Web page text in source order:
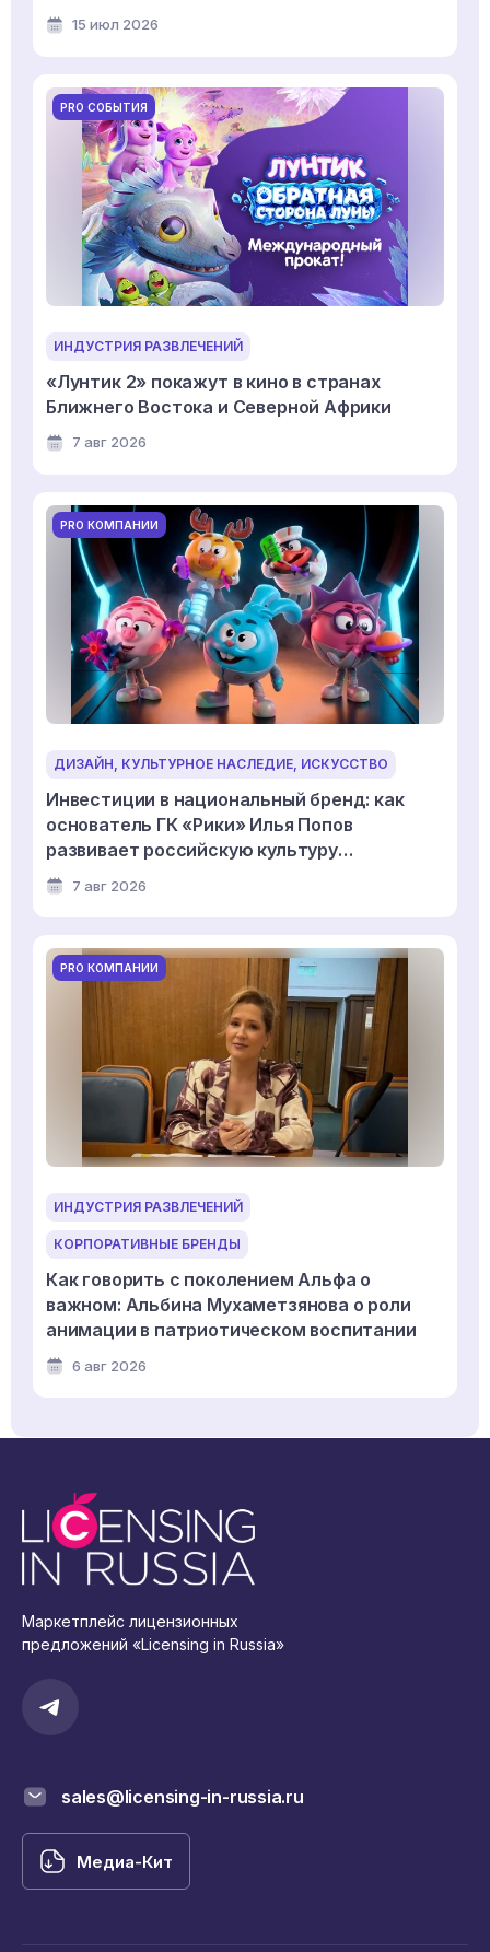
15 июл 2026
PRO СОБЫТИЯ
ИНДУСТРИЯ РАЗВЛЕЧЕНИЙ
«Лунтик 2» покажут в кино в странах
Ближнего Востока и Северной Африки
7 авг 2026
PRO КОМПАНИИ
ДИЗАЙН, КУЛЬТУРНОЕ НАСЛЕДИЕ, ИСКУССТВО
Инвестиции в национальный бренд: как
основатель ГК «Рики» Илья Попов
развивает российскую культуру
дизайнерской игрушки
7 авг 2026
PRO КОМПАНИИ
ИНДУСТРИЯ РАЗВЛЕЧЕНИЙ
КОРПОРАТИВНЫЕ БРЕНДЫ
Как говорить с поколением Альфа о
важном: Альбина Мухаметзянова о роли
анимации в патриотическом воспитании
6 авг 2026
Маркетплейс лицензионных
предложений «Licensing in Russia»
sales@licensing-in-russia.ru
Медиа-Кит